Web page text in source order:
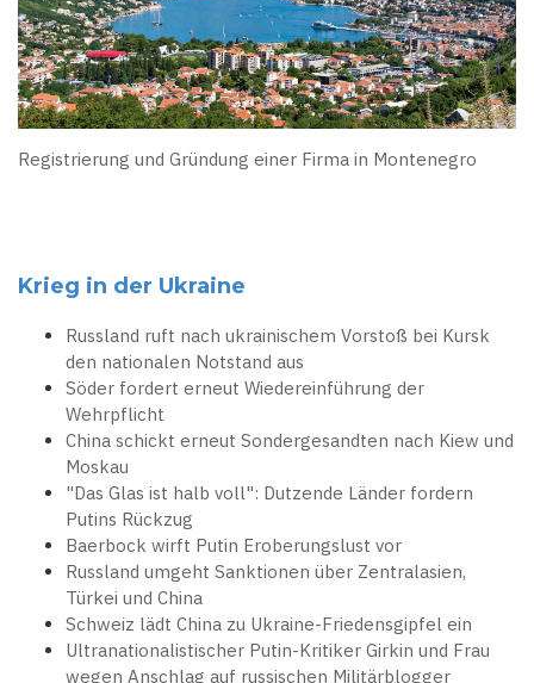
Registrierung und Gründung einer Firma in Montenegro
Krieg in der Ukraine
Russland ruft nach ukrainischem Vorstoß bei Kursk
den nationalen Notstand aus
Söder fordert erneut Wiedereinführung der
Wehrpflicht
China schickt erneut Sondergesandten nach Kiew und
Moskau
"Das Glas ist halb voll": Dutzende Länder fordern
Putins Rückzug
Baerbock wirft Putin Eroberungslust vor
Russland umgeht Sanktionen über Zentralasien,
Türkei und China
Schweiz lädt China zu Ukraine-Friedensgipfel ein
Ultranationalistischer Putin-Kritiker Girkin und Frau
wegen Anschlag auf russischen Militärblogger